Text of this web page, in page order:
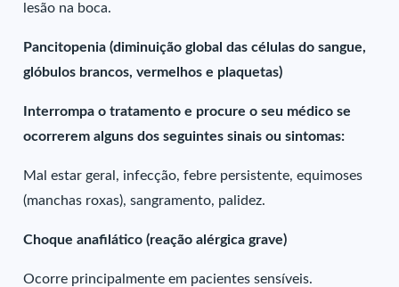
lesão na boca.
Pancitopenia (diminuição global das células do sangue,
glóbulos brancos, vermelhos e plaquetas)
Interrompa o tratamento e procure o seu médico se
ocorrerem alguns dos seguintes sinais ou sintomas:
Mal estar geral, infecção, febre persistente, equimoses
(manchas roxas), sangramento, palidez.
Choque anafilático (reação alérgica grave)
Ocorre principalmente em pacientes sensíveis.